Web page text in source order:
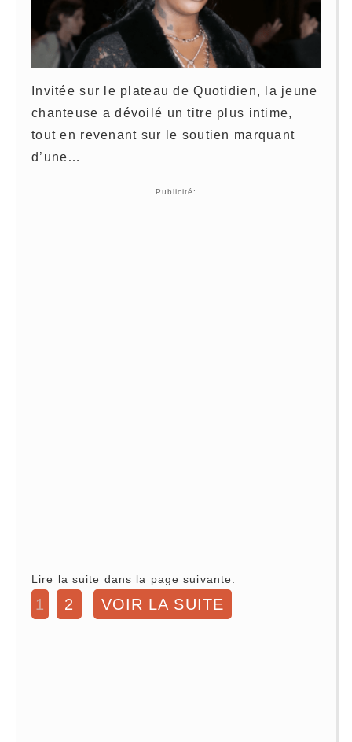
Invitée sur le plateau de Quotidien, la jeune
chanteuse a dévoilé un titre plus intime,
tout en revenant sur le soutien marquant
d’une…
Publicité:
Lire la suite dans la page suivante:
1 2 VOIR LA SUITE